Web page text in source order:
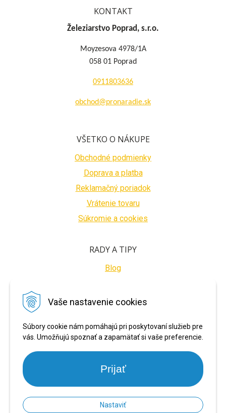
Vaše nastavenie cookies
Súbory cookie nám pomáhajú pri poskytovaní služieb pre
vás. Umožňujú spoznať a zapamätať si vaše preferencie.
Prijať
Nastaviť
KONTAKT
Železiarstvo Poprad, s.r.o.
Moyzesova 4978/1A
058 01 Poprad
0911803636
obchod@pronaradie.sk
VŠETKO O NÁKUPE
Obchodné podmienky
Doprava a platba
Reklamačný poriadok
Vrátenie tovaru
Súkromie a cookies
RADY A TIPY
Blog
BEZPEČNÉ PLATBY